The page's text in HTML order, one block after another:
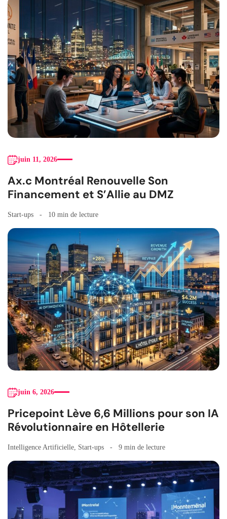
juin 11, 2026
Ax.c Montréal Renouvelle Son
Financement et S’Allie au DMZ
Start-ups 10 min de lecture
juin 6, 2026
Pricepoint Lève 6,6 Millions pour son IA
Révolutionnaire en Hôtellerie
Intelligence Artificielle Start-ups 9 min de lecture